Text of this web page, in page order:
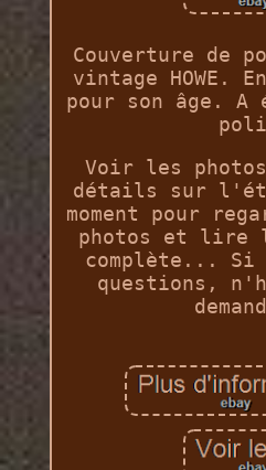
Couverture de
vintage HOWE.
pour son âge. A
Voir les
détails sur
moment pour
photos et lire
complète... Si
questions,